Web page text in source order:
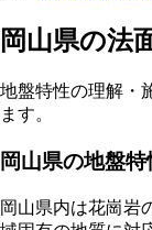
岡山県の法
地盤特性の理解・
ます。
岡山県の地盤
岡山県内は花崗岩